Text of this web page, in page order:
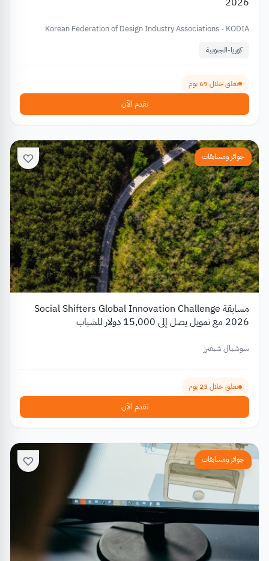
Korean Federation of Design Industry Associations - KODIA
كوريا-الجنوبية
تغلق خلال 69 يوم
تقدم الآن
جوائز ومسابقات
مسابقة Social Shifters Global Innovation Challenge
2026 مع تمويل يصل إلى 15,000 دولار للشباب
سوشيال شيفترز
تغلق خلال 23 يوم
تقدم الآن
جوائز ومسابقات